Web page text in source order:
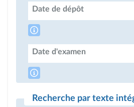
Date de dépôt
Date d'examen
Recherche par texte